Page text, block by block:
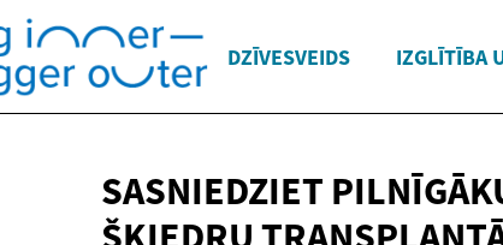
DZĪVESVEIDS IZGLĪTĪBA
SASNIEDZIET